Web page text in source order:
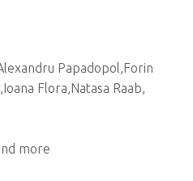
Papadopol,Forin
Flora,Natasa Raab,
more